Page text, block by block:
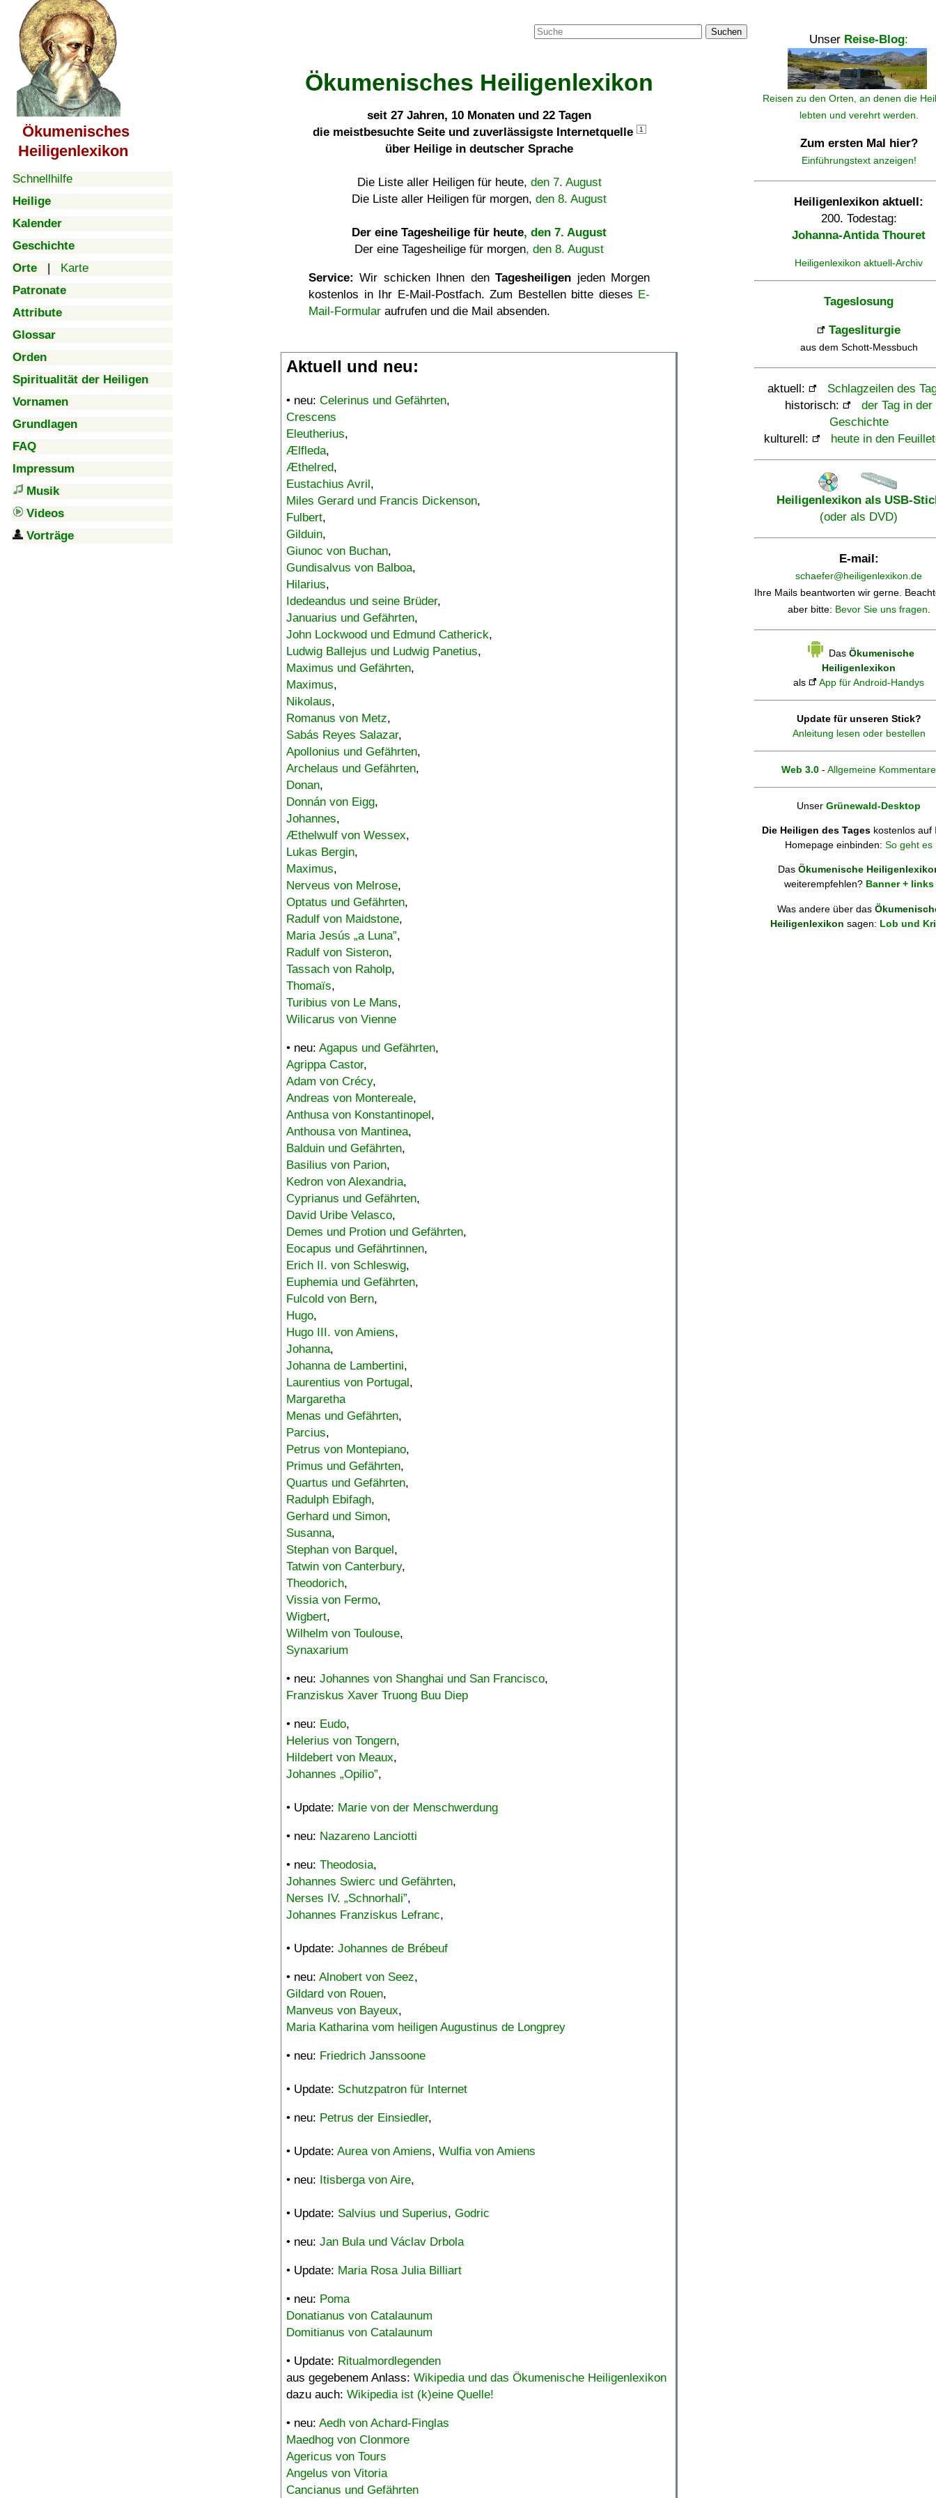
Ökumenisches
Heiligenlexikon
Schnellhilfe
Heilige
Kalender
Geschichte
Orte | Karte
Patronate
Attribute
Glossar
Orden
Spiritualität der Heiligen
Vornamen
Grundlagen
FAQ
Impressum
Musik
Videos
Vorträge
Suchen
Ökumenisches Heiligenlexikon
seit 27 Jahren, 10 Monaten und 22 Tagen
die meistbesuchte Seite und zuverlässigste Internetquelle
1
über Heilige in deutscher Sprache
Die Liste aller Heiligen für heute, den 7. August
Die Liste aller Heiligen für morgen, den 8. August
Der eine Tagesheilige für heute, den 7. August
Der eine Tagesheilige für morgen, den 8. August
Service: Wir schicken Ihnen denTagesheiligen jeden Morgen
kostenlos in Ihr E-Mail-Postfach. Zum Bestellen bitte dieses E-
Mail-Formular aufrufen und die Mail absenden.
Aktuell und neu:
• neu: Celerinus und Gefährten,
Crescens
Eleutherius,
Ælfleda,
Æthelred,
Eustachius Avril,
Miles Gerard und Francis Dickenson,
Fulbert,
Gilduin,
Giunoc von Buchan,
Gundisalvus von Balboa,
Hilarius,
Idedeandus und seine Brüder,
Januarius und Gefährten,
John Lockwood und Edmund Catherick,
Ludwig Ballejus und Ludwig Panetius,
Maximus und Gefährten,
Maximus,
Nikolaus,
Romanus von Metz,
Sabás Reyes Salazar,
Apollonius und Gefährten,
Archelaus und Gefährten,
Donan,
Donnán von Eigg,
Johannes,
Æthelwulf von Wessex,
Lukas Bergin,
Maximus,
Nerveus von Melrose,
Optatus und Gefährten,
Radulf von Maidstone,
Maria Jesús „a Luna”,
Radulf von Sisteron,
Tassach von Raholp,
Thomaïs,
Turibius von Le Mans,
Wilicarus von Vienne
• neu: Agapus und Gefährten,
Agrippa Castor,
Adam von Crécy,
Andreas von Montereale,
Anthusa von Konstantinopel,
Anthousa von Mantinea,
Balduin und Gefährten,
Basilius von Parion,
Kedron von Alexandria,
Cyprianus und Gefährten,
David Uribe Velasco,
Demes und Protion und Gefährten,
Eocapus und Gefährtinnen,
Erich II. von Schleswig,
Euphemia und Gefährten,
Fulcold von Bern,
Hugo,
Hugo III. von Amiens,
Johanna,
Johanna de Lambertini,
Laurentius von Portugal,
Margaretha
Menas und Gefährten,
Parcius,
Petrus von Montepiano,
Primus und Gefährten,
Quartus und Gefährten,
Radulph Ebifagh,
Gerhard und Simon,
Susanna,
Stephan von Barquel,
Tatwin von Canterbury,
Theodorich,
Vissia von Fermo,
Wigbert,
Wilhelm von Toulouse,
Synaxarium
• neu: Johannes von Shanghai und San Francisco,
Franziskus Xaver Truong Buu Diep
• neu: Eudo,
Helerius von Tongern,
Hildebert von Meaux,
Johannes „Opilio”,
• Update: Marie von der Menschwerdung
• neu: Nazareno Lanciotti
• neu: Theodosia,
Johannes Swierc und Gefährten,
Nerses IV. „Schnorhali”,
Johannes Franziskus Lefranc,
• Update: Johannes de Brébeuf
• neu: Alnobert von Seez,
Gildard von Rouen,
Manveus von Bayeux,
Maria Katharina vom heiligen Augustinus de Longprey
• neu: Friedrich Janssoone
• Update: Schutzpatron für Internet
• neu: Petrus der Einsiedler,
• Update: Aurea von Amiens, Wulfia von Amiens
• neu: Itisberga von Aire,
• Update: Salvius und Superius, Godric
• neu: Jan Bula und Václav Drbola
• Update: Maria Rosa Julia Billiart
• neu: Poma
Donatianus von Catalaunum
Domitianus von Catalaunum
• Update: Ritualmordlegenden
aus gegebenem Anlass: Wikipedia und das Ökumenische Heiligenlexikon
dazu auch: Wikipedia ist (k)eine Quelle!
• neu: Aedh von Achard-Finglas
Maedhog von Clonmore
Agericus von Tours
Angelus von Vitoria
Cancianus und Gefährten
Unser Reise-Blog:
Reisen zu den Orten, an denen die
lebten und verehrt werden.
Zum ersten Mal hier?
Einführungstext anzeigen!
Heiligenlexikon aktuell:
200. Todestag:
Johanna-Antida Thouret
Heiligenlexikon aktuell-Archiv
Tageslosung
Tagesliturgie
aus dem Schott-Messbuch
aktuell:
Schlagzeilen des
historisch:
der Tag in der
Geschichte
kulturell:
heute in den
Heiligenlexikon als USB-
(oder als DVD)
E-mail:
schaefer@heiligenlexikon.de
Ihre Mails beantworten wir gerne.
aber bitte: Bevor Sie uns fragen.
Das Ökumenische
Heiligenlexikon
als
App für Android-Handys
Update für unseren Stick?
Anleitung lesen oder bestellen
Web 3.0 - Allgemeine Kommentare
Unser Grünewald-Desktop
Die Heiligen des Tages kostenlos auf
Homepage einbinden: So geht es
Das Ökumenische
weiterempfehlen? Banner + links
Was andere über das
Heiligenlexikon sagen: Lob und